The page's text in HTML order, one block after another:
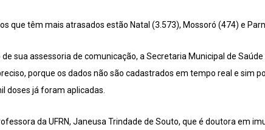
que têm mais atrasados estão Natal (3.573), Mossoró (474) e
de sua assessoria de comunicação, a Secretaria Municipal de
porque os dados não são cadastrados em tempo real e sim
doses já foram aplicadas.
da UFRN, Janeusa Trindade de Souto, que é doutora em